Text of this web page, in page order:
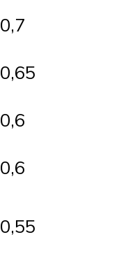
0,7
0,65
0,6
0,6
0,55